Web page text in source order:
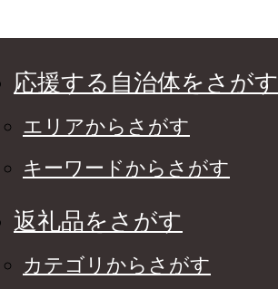
応援する自治体をさがす
エリアからさがす
キーワードからさがす
返礼品をさがす
カテゴリからさがす